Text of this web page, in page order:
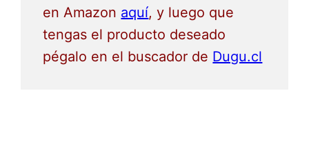
en Amazon aquí, y luego que
tengas el producto deseado
pégalo en el buscador de Dugu.cl